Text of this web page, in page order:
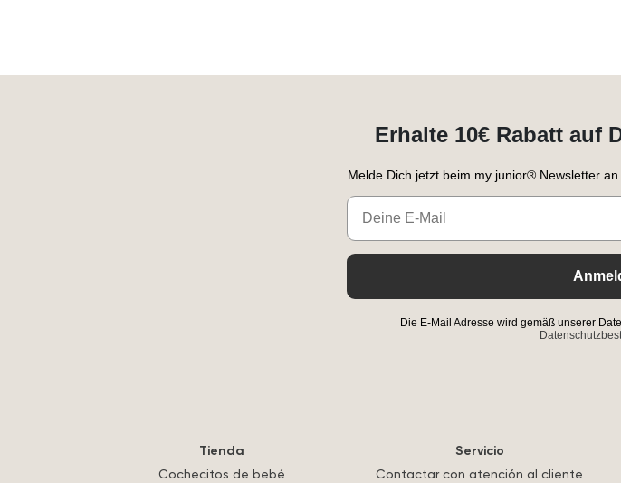
Erhalte 10€ Rabatt auf
Melde Dich jetzt beim my junior® Newsletter
Email
Die E-Mail Adresse wird gemäß unserer
Tienda
Cochecitos de bebé
Servicio
Contactar con atención al cliente